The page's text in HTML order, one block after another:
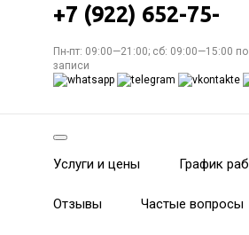
+7 (922) 652-75-
Пн-пт: 09:00—21:00; сб: 09:00—15:00
записи
Услуги и цены График
Отзывы Частые вопросы